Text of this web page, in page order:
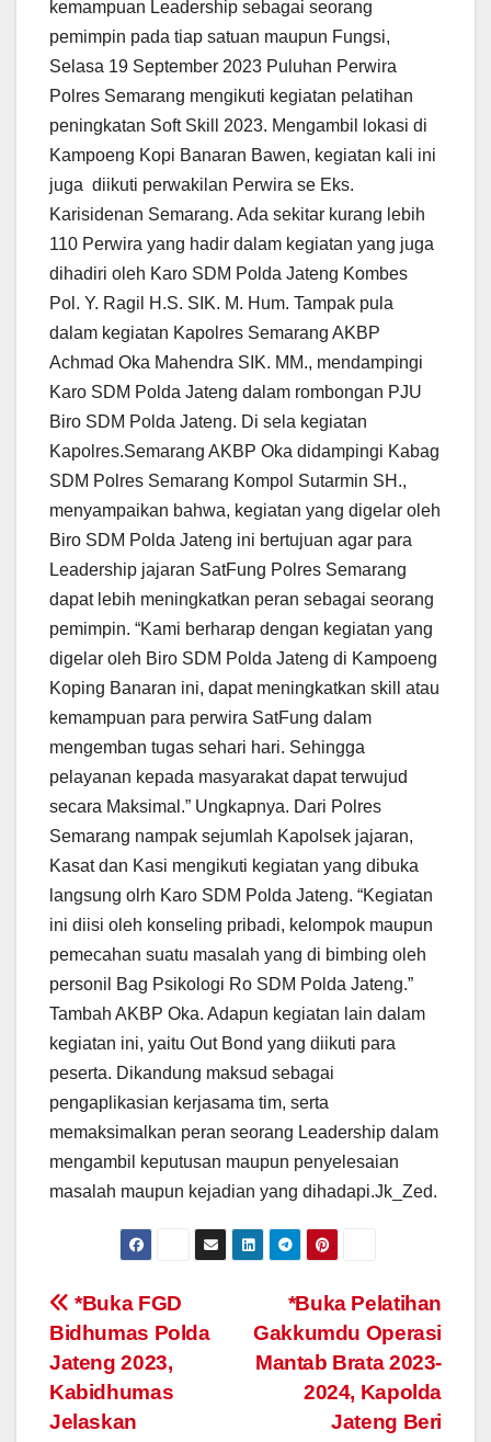
kemampuan Leadership sebagai seorang
pemimpin pada tiap satuan maupun Fungsi,
Selasa 19 September 2023 Puluhan Perwira
Polres Semarang mengikuti kegiatan pelatihan
peningkatan Soft Skill 2023. Mengambil lokasi di
Kampoeng Kopi Banaran Bawen, kegiatan kali ini
juga diikuti perwakilan Perwira se Eks.
Karisidenan Semarang. Ada sekitar kurang lebih
110 Perwira yang hadir dalam kegiatan yang juga
dihadiri oleh Karo SDM Polda Jateng Kombes
Pol. Y. Ragil H.S. SIK. M. Hum. Tampak pula
dalam kegiatan Kapolres Semarang AKBP
Achmad Oka Mahendra SIK. MM., mendampingi
Karo SDM Polda Jateng dalam rombongan PJU
Biro SDM Polda Jateng. Di sela kegiatan
Kapolres.Semarang AKBP Oka didampingi Kabag
SDM Polres Semarang Kompol Sutarmin SH.,
menyampaikan bahwa, kegiatan yang digelar oleh
Biro SDM Polda Jateng ini bertujuan agar para
Leadership jajaran SatFung Polres Semarang
dapat lebih meningkatkan peran sebagai seorang
pemimpin. “Kami berharap dengan kegiatan yang
digelar oleh Biro SDM Polda Jateng di Kampoeng
Koping Banaran ini, dapat meningkatkan skill atau
kemampuan para perwira SatFung dalam
mengemban tugas sehari hari. Sehingga
pelayanan kepada masyarakat dapat terwujud
secara Maksimal.” Ungkapnya. Dari Polres
Semarang nampak sejumlah Kapolsek jajaran,
Kasat dan Kasi mengikuti kegiatan yang dibuka
langsung olrh Karo SDM Polda Jateng. “Kegiatan
ini diisi oleh konseling pribadi, kelompok maupun
pemecahan suatu masalah yang di bimbing oleh
personil Bag Psikologi Ro SDM Polda Jateng.”
Tambah AKBP Oka. Adapun kegiatan lain dalam
kegiatan ini, yaitu Out Bond yang diikuti para
peserta. Dikandung maksud sebagai
pengaplikasian kerjasama tim, serta
memaksimalkan peran seorang Leadership dalam
mengambil keputusan maupun penyelesaian
masalah maupun kejadian yang dihadapi.Jk_Zed.
Post
navigation
*Buka Pelatihan
Gakkumdu Operasi
Mantab Brata 2023-
2024, Kapolda
Jateng Beri
*Buka FGD
Bidhumas Polda
Jateng 2023,
Kabidhumas
Jelaskan